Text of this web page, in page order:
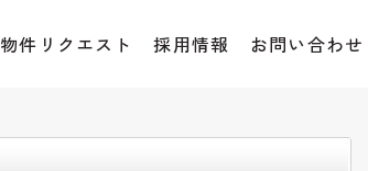
物件リクエスト 採用情報 お問い合わせ